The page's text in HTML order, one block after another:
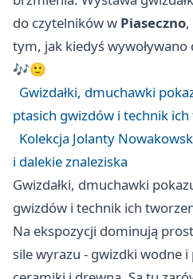
do czytelników w Piaseczno
tym, jak kiedyś
🎶🙂
Gwizdałki, dmuchawki
ptasich gwizdów i technik
Kolekcja Jolanty
i dalekie znaleziska
Gwizdałki, dmuchawki
gwizdów i technik ich
Na ekspozycji dominują
sile wyrazu - gwizdki wodne